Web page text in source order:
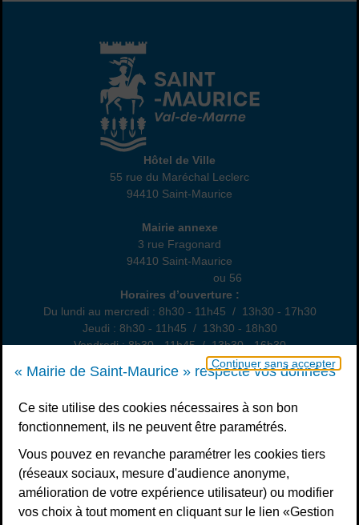
Continuer sans accepter
« Mairie de Saint-Maurice » respecte vos données
Ce site utilise des cookies nécessaires à son bon
fonctionnement, ils ne peuvent être paramétrés.
Vous pouvez en revanche paramétrer les cookies tiers
(réseaux sociaux, mesure d'audience anonyme,
amélioration de votre expérience utilisateur) ou modifier
vos choix à tout moment en cliquant sur le lien «Gestion
Hôtel de Ville
Hôtel de Ville
55 rue du Maréchal Leclerc
94410 Saint-Maurice
Annexe
Mairie annexe
3 rue Fragonard
94410 Saint-Maurice
ou 56
Horaires d’ouverture :
Du lundi au mercredi : 8h30 - 11h45 / 13h30 - 17h30
Jeudi : 8h30 - 11h45 / 13h30 - 18h30
Vendredi : 8h30 - 11h45 / 13h30 - 16h30
Un samedi par mois : permanence état civil, sur rendez-vous
S’inscrire à la newsletter
Télécharger l’application
Nous suivre
Facebook
Instagram
Youtube
LinkedIn
Calaméo